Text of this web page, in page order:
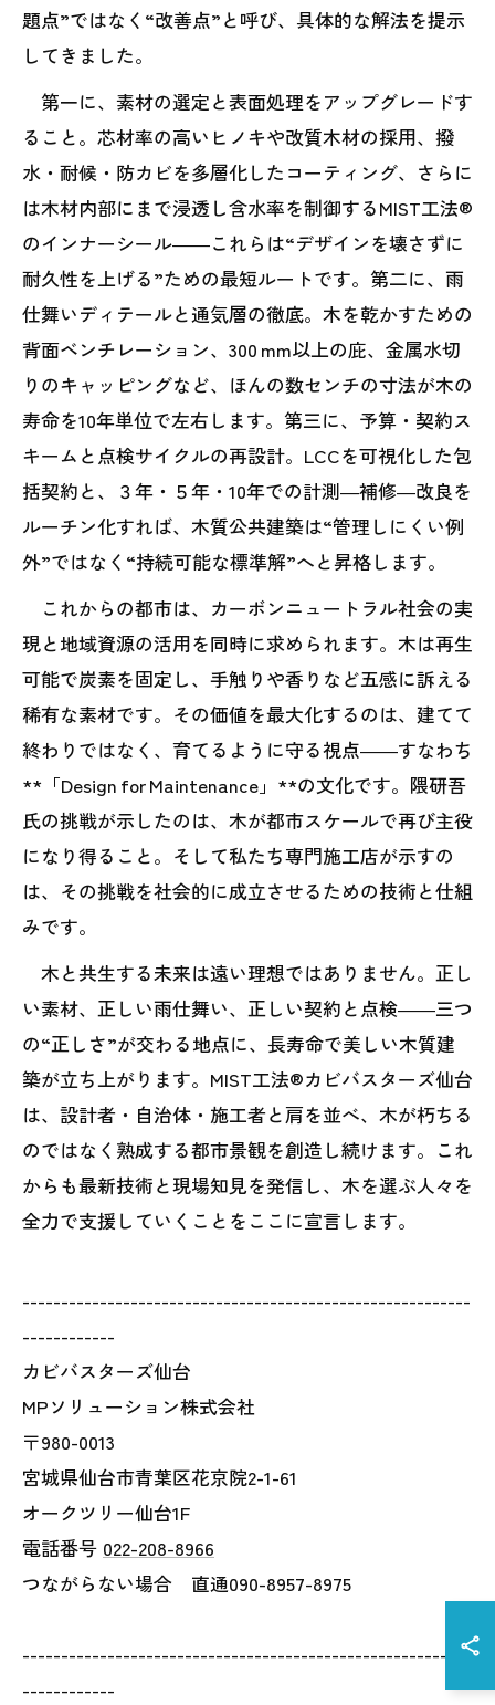
題点”ではなく“改善点”と呼び、具体的な解法を提示
してきました。
第一に、素材の選定と表面処理をアップグレードす
ること。芯材率の高いヒノキや改質木材の採用、撥
水・耐候・防カビを多層化したコーティング、さらに
は木材内部にまで浸透し含水率を制御するMIST工法®
のインナーシール――これらは“デザインを壊さずに
耐久性を上げる”ための最短ルートです。第二に、雨
仕舞いディテールと通気層の徹底。木を乾かすための
背面ベンチレーション、300 mm以上の庇、金属水切
りのキャッピングなど、ほんの数センチの寸法が木の
寿命を10年単位で左右します。第三に、予算・契約ス
キームと点検サイクルの再設計。LCCを可視化した包
括契約と、３年・５年・10年での計測―補修―改良を
ルーチン化すれば、木質公共建築は“管理しにくい例
外”ではなく“持続可能な標準解”へと昇格します。
これからの都市は、カーボンニュートラル社会の実
現と地域資源の活用を同時に求められます。木は再生
可能で炭素を固定し、手触りや香りなど五感に訴える
稀有な素材です。その価値を最大化するのは、建てて
終わりではなく、育てるように守る視点――すなわち
**「Design for Maintenance」**の文化です。隈研吾
氏の挑戦が示したのは、木が都市スケールで再び主役
になり得ること。そして私たち専門施工店が示すの
は、その挑戦を社会的に成立させるための技術と仕組
みです。
木と共生する未来は遠い理想ではありません。正し
い素材、正しい雨仕舞い、正しい契約と点検――三つ
の“正しさ”が交わる地点に、長寿命で美しい木質建
築が立ち上がります。MIST工法®カビバスターズ仙台
は、設計者・自治体・施工者と肩を並べ、木が朽ちる
のではなく熟成する都市景観を創造し続けます。これ
からも最新技術と現場知見を発信し、木を選ぶ人々を
全力で支援していくことをここに宣言します。
----------------------------------------------------------
------------
カビバスターズ仙台
MPソリューション株式会社
〒980-0013
宮城県仙台市青葉区花京院2-1-61
オークツリー仙台1F
電話番号 022-208-8966
つながらない場合 直通090-8957-8975
----------------------------------------------------------
------------